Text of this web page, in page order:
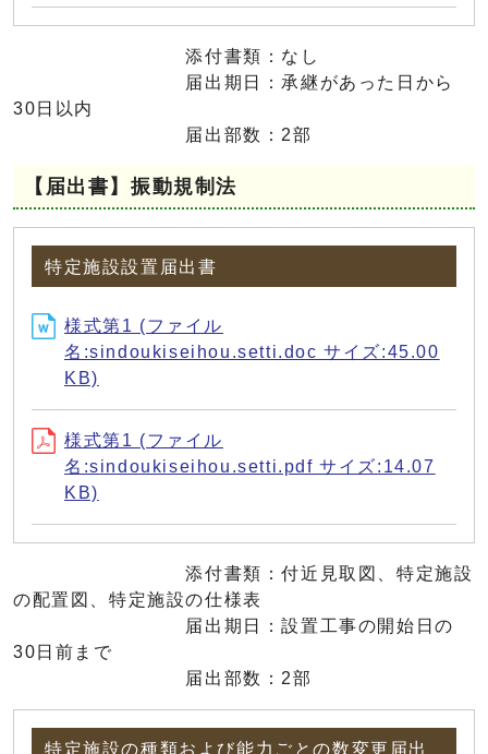
添付書類：なし
届出期日：承継があった日から
30日以内
届出部数：2部
【届出書】振動規制法
特定施設設置届出書
様式第1 (ファイル
名:sindoukiseihou.setti.doc サイズ:45.00
KB)
様式第1 (ファイル
名:sindoukiseihou.setti.pdf サイズ:14.07
KB)
添付書類：付近見取図、特定施設
の配置図、特定施設の仕様表
届出期日：設置工事の開始日の
30日前まで
届出部数：2部
特定施設の種類および能力ごとの数変更届出